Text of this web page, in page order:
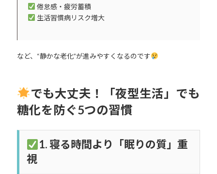
倦怠感・疲労蓄積
生活習慣病リスク増大
など、“静かな老化”が進みやすくなるのです
でも大丈夫！「夜型生活」でも
糖化を防ぐ5つの習慣
1.寝る時間より「眠りの質」重
視